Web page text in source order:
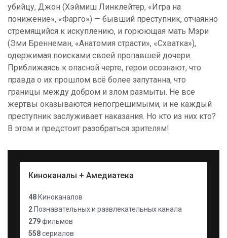
Активировать промокод
убийцу, Джон (Хэймиш Линклейтер, «Игра на
понижение», «Фарго») — бывший преступник, отчаянно
стремящийся к искуплению, и горюющая мать Мэри
(Эми Бреннеман, «Анатомия страсти», «Схватка»),
одержимая поисками своей пропавшей дочери.
Приближаясь к опасной черте, герои осознают, что
правда о их прошлом всё более запутанна, что
границы между добром и злом размыты. Не все
жертвы оказываются непогрешимыми, и не каждый
преступник заслуживает наказания. Но кто из них кто?
В этом и предстоит разобраться зрителям!
Киноканалы + Амедиатека
48 Киноканалов
2 Познавательных и развлекательных канала
279фильмов
558сериалов